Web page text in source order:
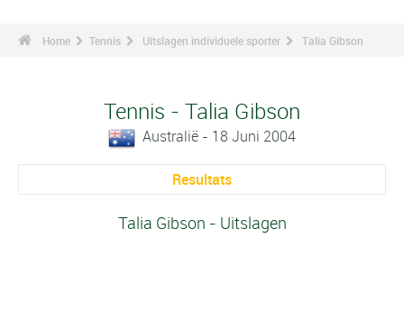
Home Tennis Uitslagen individuele sporter Talia Gibson
Tennis - Talia Gibson
Australië - 18 Juni 2004
Resultats
Talia Gibson - Uitslagen